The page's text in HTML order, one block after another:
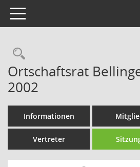
Toggle navigation
Rechercheauswahl
Ortschaftsrat
2002
Informationen
Vertreter